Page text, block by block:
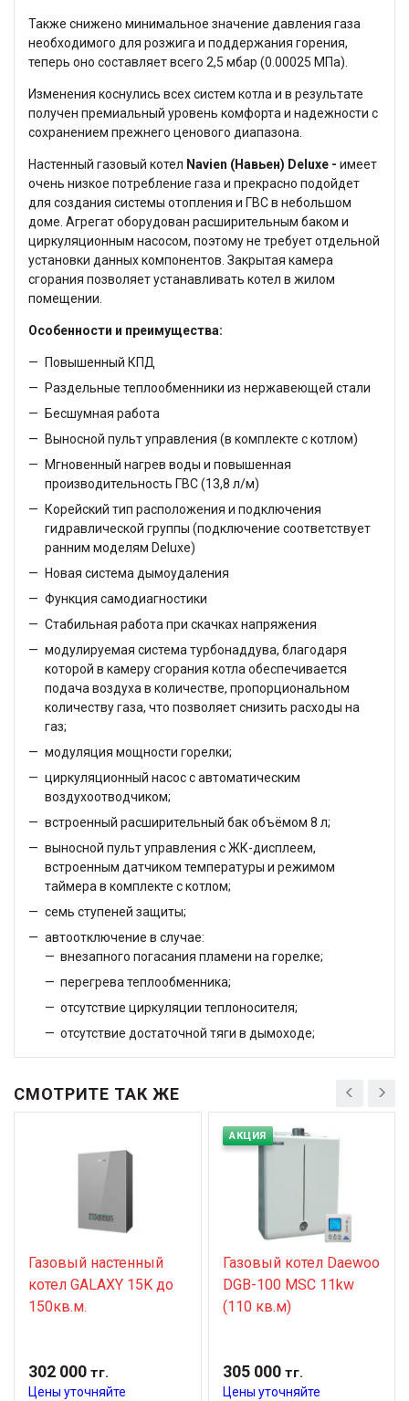
Также снижено минимальное значение давления газа
необходимого для розжига и поддержания горения,
теперь оно составляет всего 2,5 мбар (0.00025 МПа).
Изменения коснулись всех систем котла и в результате
получен премиальный уровень комфорта и надежности с
сохранением прежнего ценового диапазона.
Настенный газовый котел Navien (Навьен) Deluxe - имеет
очень низкое потребление газа и прекрасно подойдет
для создания системы отопления и ГВС в небольшом
доме. Агрегат оборудован расширительным баком и
циркуляционным насосом, поэтому не требует отдельной
установки данных компонентов. Закрытая камера
сгорания позволяет устанавливать котел в жилом
помещении.
Особенности и преимущества:
Повышенный КПД
Раздельные теплообменники из нержавеющей стали
Бесшумная работа
Выносной пульт управления (в комплекте с котлом)
Мгновенный нагрев воды и повышенная
производительность ГВС (13,8 л/м)
Корейский тип расположения и подключения
гидравлической группы (подключение соответствует
ранним моделям Deluxe)
Новая система дымоудаления
Функция самодиагностики
Стабильная работа при скачках напряжения
модулируемая система турбонаддува, благодаря
которой в камеру сгорания котла обеспечивается
подача воздуха в количестве, пропорциональном
количеству газа, что позволяет снизить расходы на
газ;
модуляция мощности горелки;
циркуляционный насос с автоматическим
воздухоотводчиком;
встроенный расширительный бак объёмом 8 л;
выносной пульт управления с ЖК-дисплеем,
встроенным датчиком температуры и режимом
таймера в комплекте с котлом;
семь ступеней защиты;
автоотключение в случае:
внезапного погасания пламени на горелке;
перегрева теплообменника;
отсутствие циркуляции теплоносителя;
отсутствие достаточной тяги в дымоходе;
СМОТРИТЕ ТАК ЖЕ
Газовый настенный
котел GALAXY 15K до
150кв.м.
302 000 тг.
Цены уточняйте
АКЦИЯ
Газовый котел Daewoo
DGB-100 MSC 11kw
(110 кв.м)
305 000тг.
Цены уточняйте